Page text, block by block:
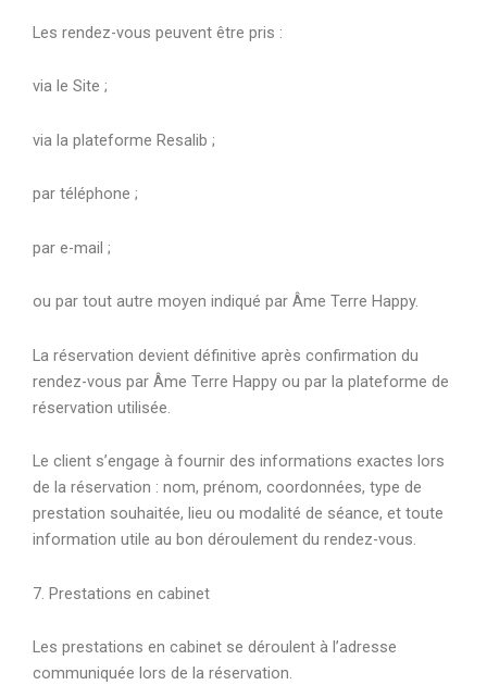
Les rendez-vous peuvent être pris :
via le Site ;
via la plateforme Resalib ;
par téléphone ;
par e-mail ;
ou par tout autre moyen indiqué par Âme Terre Happy.
La réservation devient définitive après confirmation du
rendez-vous par Âme Terre Happy ou par la plateforme de
réservation utilisée.
Le client s’engage à fournir des informations exactes lors
de la réservation : nom, prénom, coordonnées, type de
prestation souhaitée, lieu ou modalité de séance, et toute
information utile au bon déroulement du rendez-vous.
7. Prestations en cabinet
Les prestations en cabinet se déroulent à l’adresse
communiquée lors de la réservation.